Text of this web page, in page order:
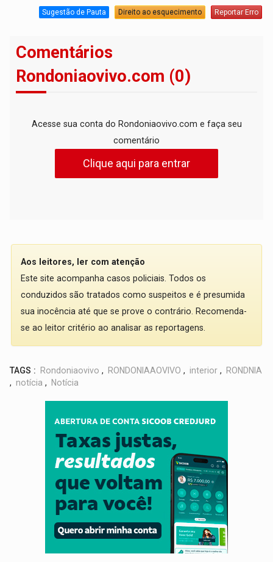
Sugestão de Pauta Direito ao esquecimento Reportar Erro
Comentários
Rondoniaovivo.com (0)
Acesse sua conta do Rondoniaovivo.com e faça seu
comentário
Clique aqui para entrar
Aos leitores, ler com atenção
Este site acompanha casos policiais. Todos os
conduzidos são tratados como suspeitos e é presumida
sua inocência até que se prove o contrário. Recomenda-
se ao leitor critério ao analisar as reportagens.
TAGS : Rondoniaovivo , RONDONIAAOVIVO , interior ,
RONDNIA
, notícia , Notícia